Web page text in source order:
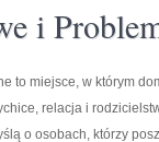
i
to miejsce, w którym
relacja i
o osobach, którzy